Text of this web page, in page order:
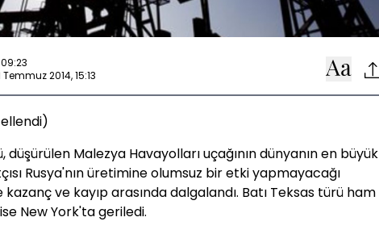
Temmuz 2014, 15:13
Malezya Havayolları uçağının dünyanın en büyük
Rusya'nın üretimine olumsuz bir etki yapmayacağı
ve kayıp arasında dalgalandı. Batı Teksas türü ham
New York'ta geriledi.